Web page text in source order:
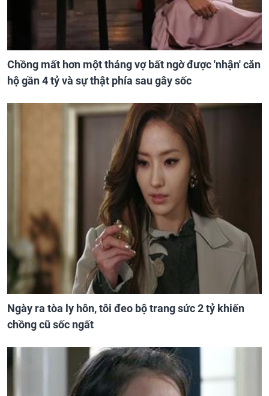
Chồng mất hơn một tháng vợ bất ngờ được 'nhận' căn
hộ gần 4 tỷ và sự thật phía sau gây sốc
Ngày ra tòa ly hôn, tôi đeo bộ trang sức 2 tỷ khiến
chồng cũ sốc ngất